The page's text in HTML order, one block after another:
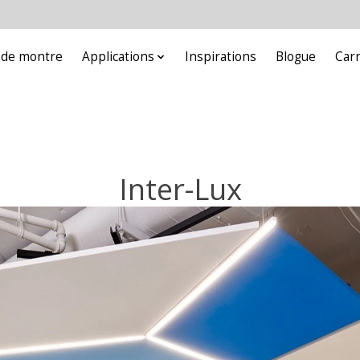
montre Applications Inspirations Blogue
Inter-Lux